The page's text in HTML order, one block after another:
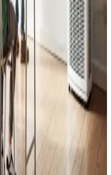
i skoler og institutioner